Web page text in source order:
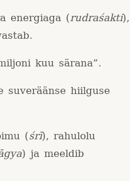
energiaga (rudraśakti),
kuu särana”.
hiilguse
(śrī), rahulolu
) ja meeldib